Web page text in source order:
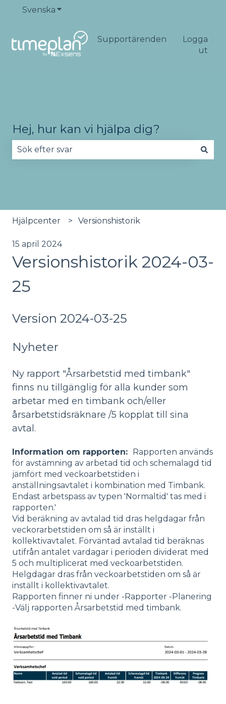
Svenska Visa undermenyer för översättningar
Supportärenden
Logga
ut
Hej, hur kan vi hjälpa dig?
Hjälpcenter Versionshistorik
15 april 2024
Versionshistorik 2024-03-
25
Version 2024-03-25
Nyheter
Ny rapport "Årsarbetstid med timbank"
finns nu tillgänglig för alla kunder som
arbetar med en timbank och/eller
årsarbetstidsräknare /5 kopplat till sina
avtal.
Information om rapporten:
Rapporten används
för avstämning av arbetad tid och schemalagd tid
jämfört med veckoarbetstiden i
anställningsavtalet i kombination med Timbank.
Endast arbetspass av typen 'Normaltid' tas med i
rapporten.'
Vid beräkning av avtalad tid dras helgdagar från
veckorarbetstiden om så är inställt i
kollektivavtalet. Förväntad avtalad tid beräknas
utifrån antalet vardagar i perioden dividerat med
5 och multiplicerat med veckoarbetstiden.
Helgdagar dras från veckoarbetstiden om så är
inställt i kollektivavtalet.
Rapporten finner ni under -Rapporter -Planering
-Välj rapporten Årsarbetstid med timbank.